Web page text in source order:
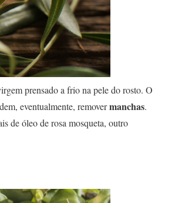
prensado a frio na pele do rosto. O
eventualmente, removermanchas.
de óleo de rosa mosqueta, outro